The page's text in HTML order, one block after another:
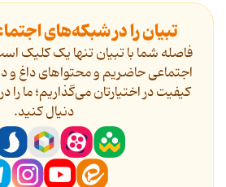
تبیان را در شبکه‌های
فاصله شما با تبیان تنها یک کلیک
اجتماعی حاضریم و محتواهای داغ و
کیفیت در اختیارتان می‌گذاریم؛ ما
دنیال کنید.